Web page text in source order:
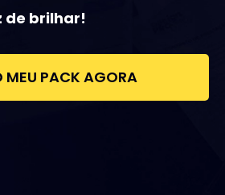
de brilhar!
MEU PACK AGORA